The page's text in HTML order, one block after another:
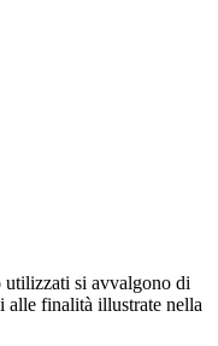
utilizzati si avvalgono di
alle finalità illustrate nella